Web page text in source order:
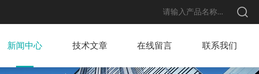
新闻中心 技术文章 在线留言 联系我们